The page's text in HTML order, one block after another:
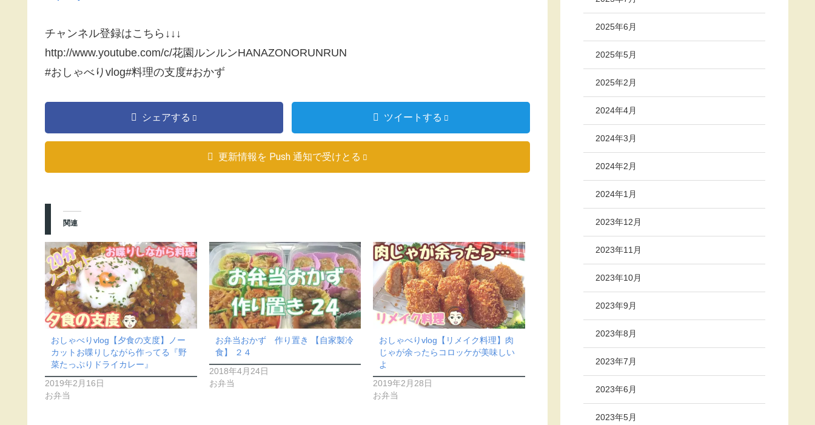
チャンネル登録はこちら↓↓↓
http://www.youtube.com/c/花園ルンルンHANAZONORUNRUN
#おしゃべりvlog#料理の支度#おかず
シェアする ツイートする
更新情報を Push 通知で受けとる
関連
おしゃべりvlog【夕食の支度】ノー
カットお喋りしながら作ってる『野
菜たっぷりドライカレー』
2019年2月16日
お弁当
お弁当おかず 作り置き 【自家製冷
食】 ２４
2018年4月24日
お弁当
おしゃべりvlog【リメイク料理】肉
じゃが余ったらコロッケが美味しい
よ
2019年2月28日
お弁当
2025年6月
2025年5月
2025年2月
2024年4月
2024年3月
2024年2月
2024年1月
2023年12月
2023年11月
2023年10月
2023年9月
2023年8月
2023年7月
2023年6月
2023年5月